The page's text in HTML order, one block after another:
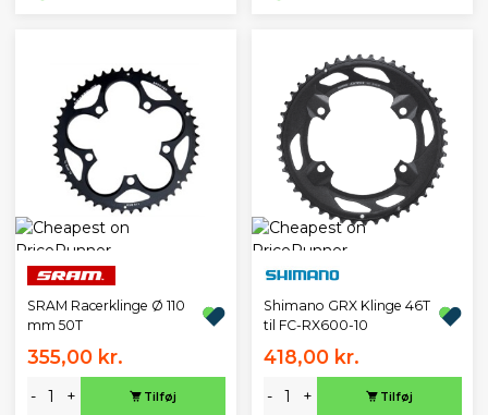
SRAM Racerklinge Ø 110
mm 50T
355,00 kr.
- + Tilføj
Shimano GRX Klinge 46T
til FC-RX600-10
418,00 kr.
- + Tilføj